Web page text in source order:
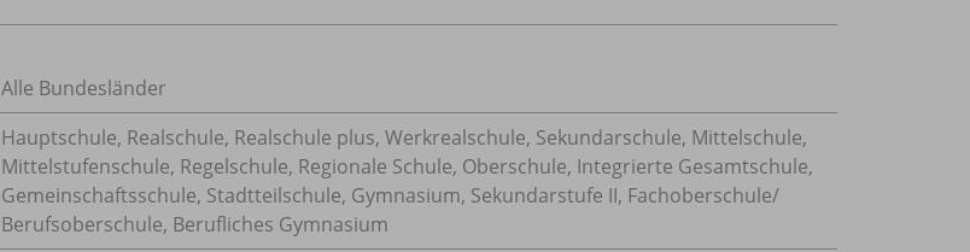
Alle Bundesländer
Hauptschule, Realschule, Realschule plus, Werkrealschule, Sekundarschule, Mittelschule,
Mittelstufenschule, Regelschule, Regionale Schule, Oberschule, Integrierte Gesamtschule,
Gemeinschaftsschule, Stadtteilschule, Gymnasium, Sekundarstufe II, Fachoberschule/
Berufsoberschule, Berufliches Gymnasium